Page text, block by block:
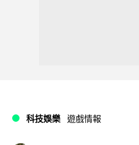
科技娛樂 遊戲情報